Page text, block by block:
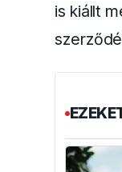
is kiállt